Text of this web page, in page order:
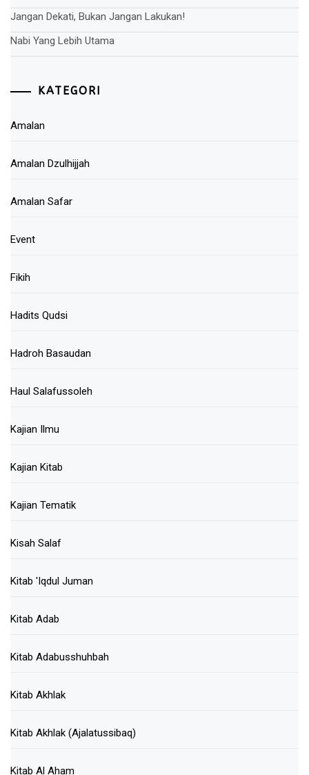
Jangan Dekati, Bukan Jangan Lakukan!
Nabi Yang Lebih Utama
KATEGORI
Amalan
Amalan Dzulhijjah
Amalan Safar
Event
Fikih
Hadits Qudsi
Hadroh Basaudan
Haul Salafussoleh
Kajian Ilmu
Kajian Kitab
Kajian Tematik
Kisah Salaf
Kitab 'Iqdul Juman
Kitab Adab
Kitab Adabusshuhbah
Kitab Akhlak
Kitab Akhlak (Ajalatussibaq)
Kitab Al Aham